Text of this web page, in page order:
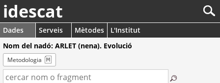
idescat
Dades Serveis Mètodes
L'Institut
Nom del nadó: ARLET (nena). Evolució
Metodologia